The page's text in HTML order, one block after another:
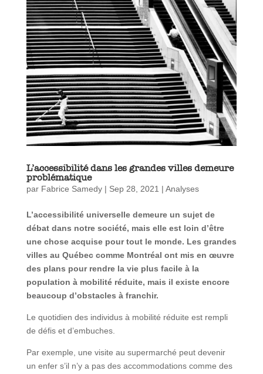
L’accessibilité dans les grandes villes demeure
problématique
par Fabrice Samedy| Sep 28, 2021 | Analyses
L’accessibilité universelle demeure un sujet de
débat dans notre société, mais elle est loin d’être
une chose acquise pour tout le monde. Les grandes
villes au Québec comme Montréal ont mis en œuvre
des plans pour rendre la vie plus facile à la
population à mobilité réduite, mais il existe encore
beaucoup d’obstacles à franchir.
Le quotidien des individus à mobilité réduite est rempli
de défis et d’embuches.
Par exemple, une visite au supermarché peut devenir
un enfer s’il n’y a pas des accommodations comme des